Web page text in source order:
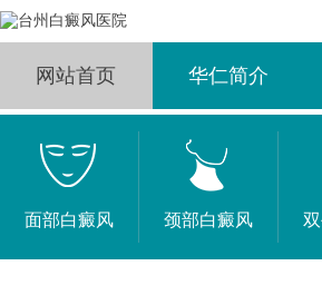
网站首页 华仁简介
面部白癜风 颈部白癜风